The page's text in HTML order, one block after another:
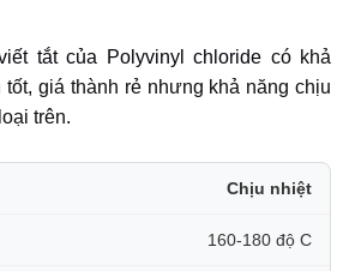
tắt của Polyvinyl chloride có khả
tốt, giá thành rẻ nhưng khả năng chịu
trên.
Chịu nhiệt
160-180 độ C